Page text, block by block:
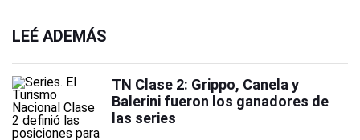
LEÉ ADEMÁS
TN Clase 2: Grippo, Canela y
Balerini fueron los ganadores de
las series